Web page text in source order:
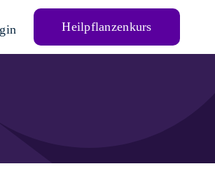
Heilpflanzenkurs